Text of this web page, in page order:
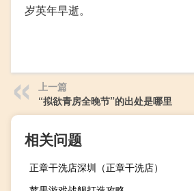
岁英年早逝。
上一篇
“拟欲青房全晚节”的出处是哪里
相关问题
正章干洗店深圳（正章干洗店）